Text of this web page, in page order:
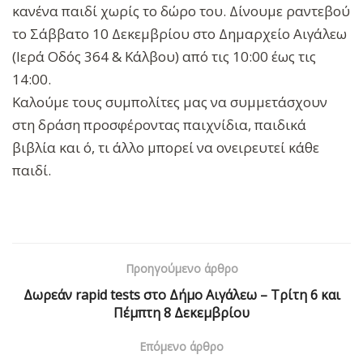
κανένα παιδί χωρίς το δώρο του. Δίνουμε ραντεβού
το Σάββατο 10 Δεκεμβρίου στο Δημαρχείο Αιγάλεω
(Ιερά Οδός 364 & Κάλβου) από τις 10:00 έως τις
14:00.
Καλούμε τους συμπολίτες μας να συμμετάσχουν
στη δράση προσφέροντας παιχνίδια, παιδικά
βιβλία και ό, τι άλλο μπορεί να ονειρευτεί κάθε
παιδί.
Προηγούμενο άρθρο
Δωρεάν rapid tests στο Δήμο Αιγάλεω – Τρίτη 6 και
Πέμπτη 8 Δεκεμβρίου
Επόμενο άρθρο